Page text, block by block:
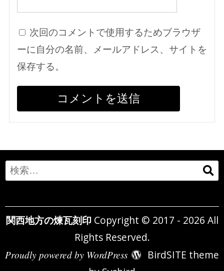
次回のコメントで使用するためブラウザ
ーに自分の名前、メールアドレス、サイトを
保存する。
Search
for:
関西地方の煉瓦刻印 Copyright © 2017 - 2026 All
Rights Reserved.
Proudly powered by WordPress
BirdSITE theme